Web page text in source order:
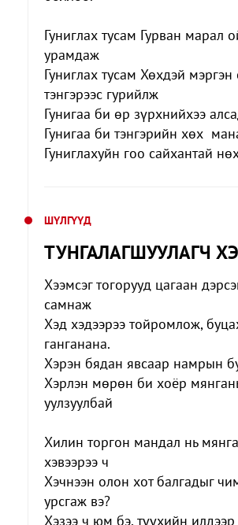
Гуниглах тусам Гурван марал
урамдаж
Гуниглах тусам Хөхдэй мэргэн
тэнгэрээс гурийлж
Гунигаа би өр зүрхнийхээ
Гунигаа би тэнгэрийн хөх
Гуниглахуйн гоо сайхантай
ШҮЛГҮҮД
ТУНГАЛАГШУУЛАГЧ
Хээмсэг тогорууд цагаан
самнаж
Хэд хэдээрээ тойромлож,
ганганана.
Хэрэн бядан явсаар намрын
Хэрлэн мөрөн би хоёр
уулзуулбай
Хилин торгон мандал нь
хэвээрээ ч
Хэчнээн олон хот балгадыг
урсгаж вэ?
Хэзээ ч юм бэ, түүхийн илдээр